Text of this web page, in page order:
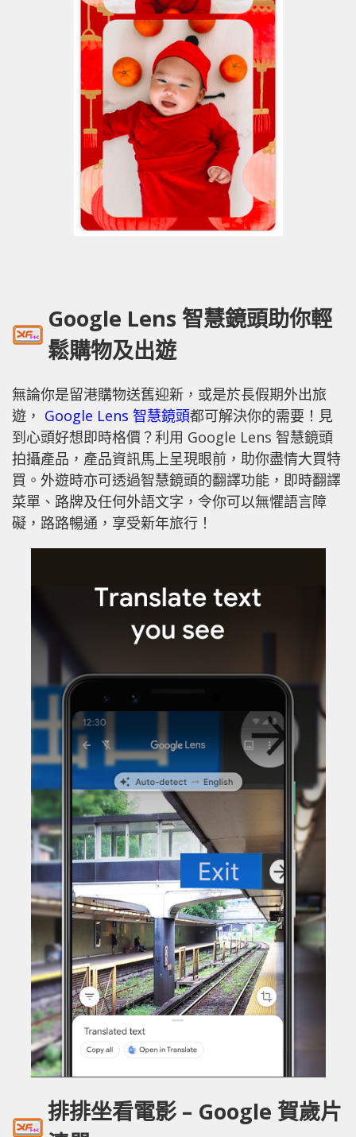
Google Lens 智慧鏡頭助你輕
鬆購物及出遊
無論你是留港購物送舊迎新，或是於長假期外出旅
遊， Google Lens 智慧鏡頭都可解決你的需要！見
到心頭好想即時格價？利用 Google Lens 智慧鏡頭
拍攝產品，產品資訊馬上呈現眼前，助你盡情大買特
買。外遊時亦可透過智慧鏡頭的翻譯功能，即時翻譯
菜單、路牌及任何外語文字，令你可以無懼語言障
礙，路路暢通，享受新年旅行！
排排坐看電影 – Google 賀歲片